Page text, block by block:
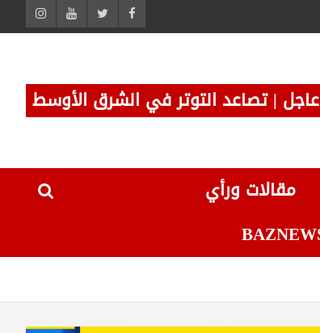
عاجل | تصاعد التوتر في الشرق الأوسط
مقالات ورأي